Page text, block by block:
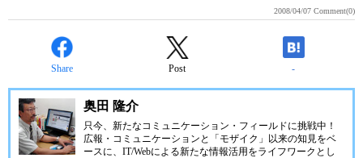
2008/04/07 Comment(0)
Share Post -
奥田 隆介
只今、新たなコミュニケーション・フィールドに挑戦中！
広報・コミュニケーションと「モザイク」以来の知見をベ
ースに、IT/Webによる新たな情報活用をライフワークとし